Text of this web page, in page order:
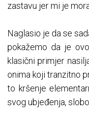
zastavu jer mi je
Naglasio je da se
pokažemo da je
klasični primjer
onima koji tranzitno
to kršenje
svog ubjeđenja,